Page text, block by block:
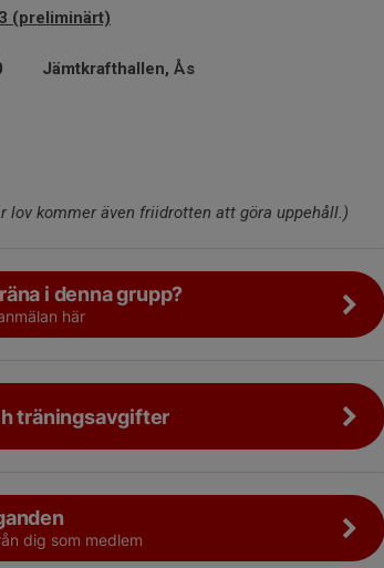
(preliminärt)
Jämtkrafthallen, Ås
lov kommer även friidrotten att göra uppehåll.)
i denna grupp?
här
träningsavgifter
dig som medlem